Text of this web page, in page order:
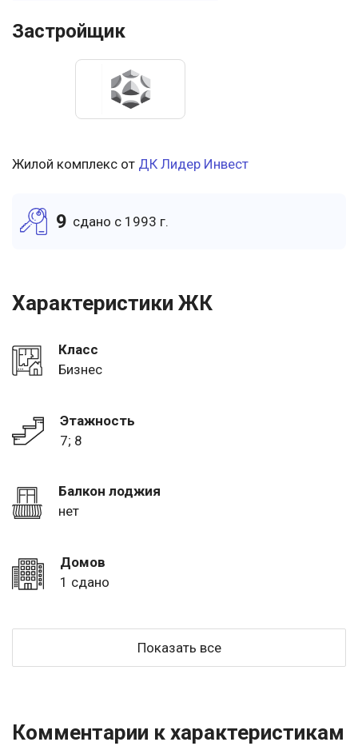
Застройщик
Жилой комплекс от ДК Лидер Инвест
9 cдано c 1993 г.
Характеристики ЖК
Класс
Бизнес
Этажность
7; 8
Балкон лоджия
нет
Домов
1 сдано
Показать все
Комментарии к характеристикам